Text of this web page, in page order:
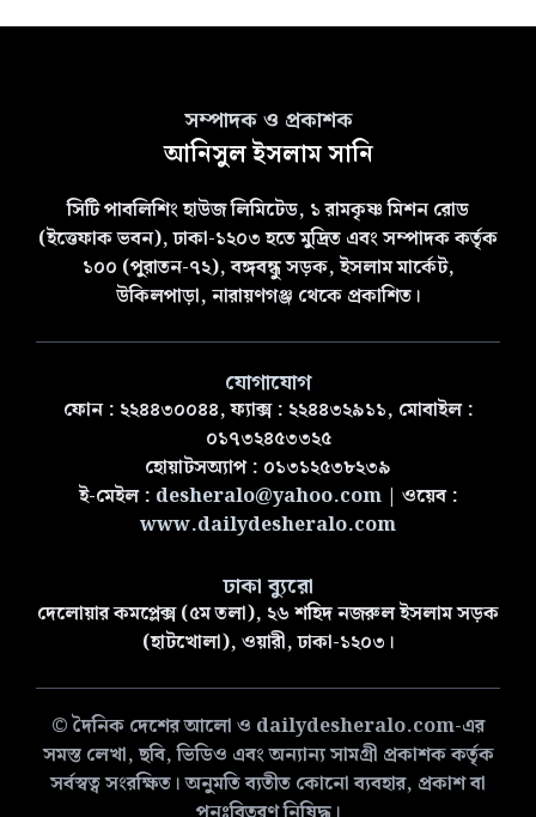
সম্পাদক ও প্রকাশক
আনিসুল ইসলাম সানি
সিটি পাবলিশিং হাউজ লিমিটেড, ১ রামকৃষ্ণ মিশন রোড
(ইত্তেফাক ভবন), ঢাকা-১২০৩ হতে মুদ্রিত এবং সম্পাদক কর্তৃক
১০০ (পুরাতন-৭২), বঙ্গবন্ধু সড়ক, ইসলাম মার্কেট,
উকিলপাড়া, নারায়ণগঞ্জ থেকে প্রকাশিত।
যোগাযোগ
ফোন : ২২৪৪৩০০৪৪, ফ্যাক্স : ২২৪৪৩২৯১১, মোবাইল :
০১৭৩২৪৫৩৩২৫
হোয়াটসঅ্যাপ : ০১৩১২৫৩৮২৩৯
ই-মেইল : desheralo@yahoo.com| ওয়েব :
www.dailydesheralo.com
ঢাকা ব্যুরো
দেলোয়ার কমপ্লেক্স (৫ম তলা), ২৬ শহিদ নজরুল ইসলাম সড়ক
(হাটখোলা), ওয়ারী, ঢাকা-১২০৩।
© দৈনিক দেশের আলো ও dailydesheralo.com-এর
সমস্ত লেখা, ছবি, ভিডিও এবং অন্যান্য সামগ্রী প্রকাশক কর্তৃক
সর্বস্বত্ব সংরক্ষিত। অনুমতি ব্যতীত কোনো ব্যবহার, প্রকাশ বা